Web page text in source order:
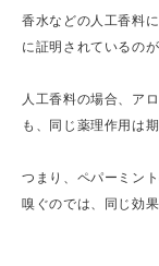
香水などの人工香料
に証明されているの
人工香料の場合、ア
も、同じ薬理作用は
つまり、ペパーミン
嗅ぐのでは、同じ効